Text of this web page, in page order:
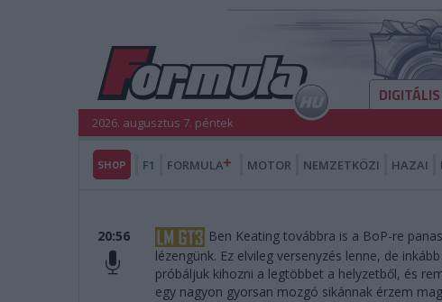
2026. augusztus 7. péntek
SHOP F1 FORMULA MOTOR NEMZETKÖZI HAZAI
20:56
Ben Keating továbbra is a BoP-re
lézengünk. Ez elvileg versenyzés lenne, de
próbáljuk kihozni a legtöbbet a helyzetből, és
egy nagyon gyorsan mozgó sikánnak érzem